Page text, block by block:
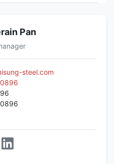
Pan
steel.com